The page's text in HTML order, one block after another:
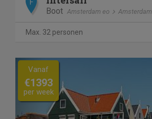
F
Boot Amsterdam eo Amsterdam
Max. 32 personen
Previous
Vanaf
€1393
per week